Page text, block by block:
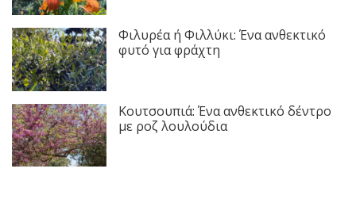
Φιλυρέα ή Φιλλύκι: Ένα ανθεκτικό
φυτό για φράχτη
Κουτσουπιά: Ένα ανθεκτικό δέντρο
με ροζ λουλούδια